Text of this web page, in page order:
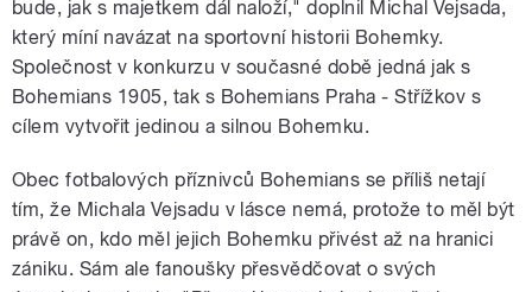
bude, jak s majetkem dál naloží," doplnil Michal Vejsada,
který míní navázat na sportovní historii Bohemky.
Společnost v konkurzu v současné době jedná jak s
Bohemians 1905, tak s Bohemians Praha - Střížkov s
cílem vytvořit jedinou a silnou Bohemku.
Obec fotbalových příznivců Bohemians se příliš netají
tím, že Michala Vejsadu v lásce nemá, protože to měl být
právě on, kdo měl jejich Bohemku přivést až na hranici
zániku. Sám ale fanoušky přesvědčovat o svých